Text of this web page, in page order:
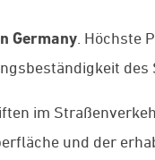
Germany . Höchste
des
im
und der